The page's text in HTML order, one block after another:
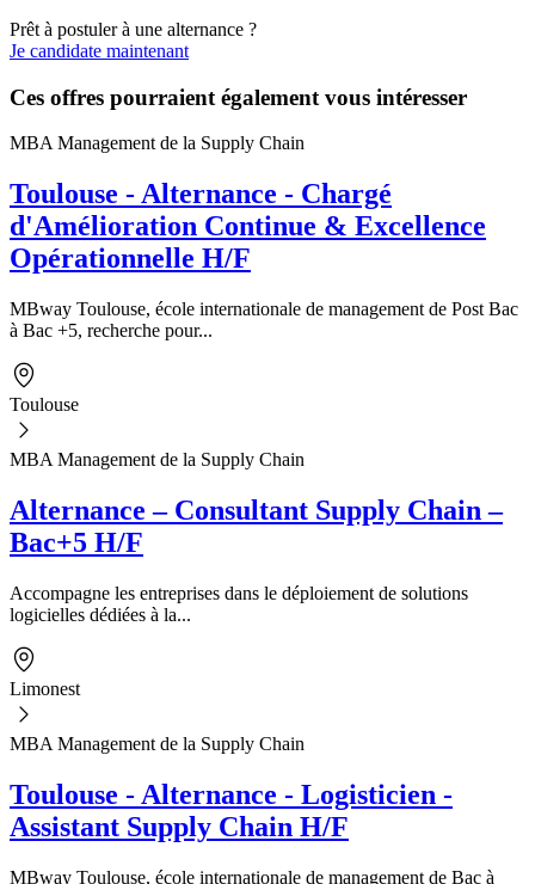
Prêt à postuler à une alternance ?
Je candidate maintenant
Ces offres pourraient également vous intéresser
MBA Management de la Supply Chain
Toulouse - Alternance - Chargé
d'Amélioration Continue & Excellence
Opérationnelle H/F
MBway Toulouse, école internationale de management de Post Bac
à Bac +5, recherche pour...
Toulouse
MBA Management de la Supply Chain
Alternance – Consultant Supply Chain –
Bac+5 H/F
Accompagne les entreprises dans le déploiement de solutions
logicielles dédiées à la...
Limonest
MBA Management de la Supply Chain
Toulouse - Alternance - Logisticien -
Assistant Supply Chain H/F
MBway Toulouse, école internationale de management de Bac à